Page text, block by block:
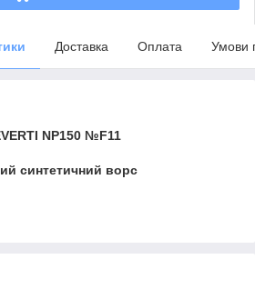
Доставка Оплата Умови
NP150 №F11
синтетичний ворс